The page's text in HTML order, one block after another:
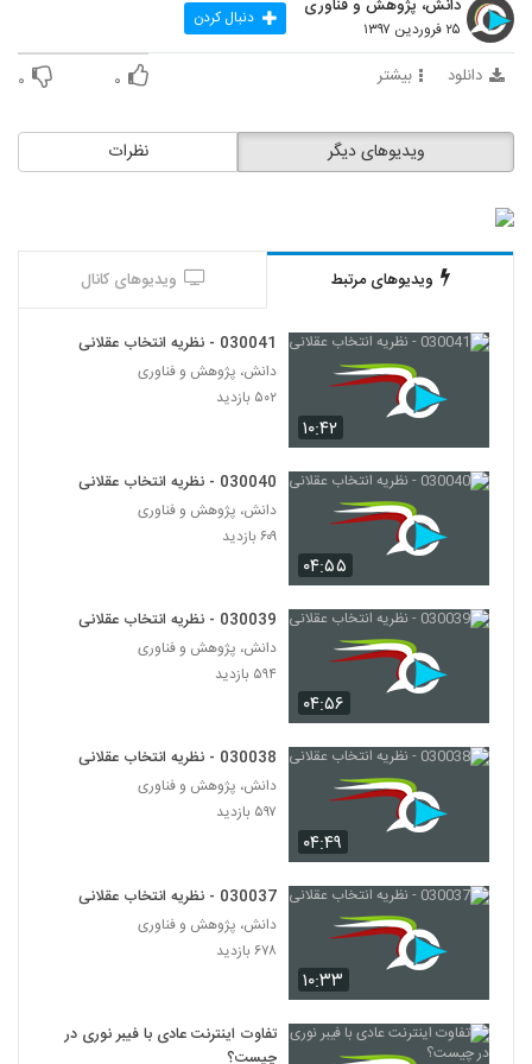
47
030049 - نظریه دانش
030050 - نظریه دانش
030051 - نظریه دانش
52
030052 - نظریه دانش
۵۴۱ بازدید
030053 - نظریه دانش
۵۲۵ بازدید
55
030055 - نظریه دانش
۴۸۵ بازدید
030056 - تناقض ادراک
۵۷۰ بازدید
030057 - تناقض ادراک
58
۵۴۵ بازدید
دانش، پژوهش و فناوری
۲۵ فروردین ۱۳۹۷ دنبال کردن
دانلود بیشتر ۰ ۰
نظرات ویدیوهای دیگر
ویدیوهای مرتبط ویدیوهای کانال
۱۰:۴۲
030041 - نظریه انتخاب عقلانی
دانش، پژوهش و فناوری
۵۰۲ بازدید
۰۴:۵۵
030040 - نظریه انتخاب عقلانی
دانش، پژوهش و فناوری
۶۰۹ بازدید
۰۴:۵۶
030039 - نظریه انتخاب عقلانی
دانش، پژوهش و فناوری
۵۹۴ بازدید
۰۴:۴۹
030038 - نظریه انتخاب عقلانی
دانش، پژوهش و فناوری
۵۹۷ بازدید
۱۰:۳۳
030037 - نظریه انتخاب عقلانی
دانش، پژوهش و فناوری
۶۷۸ بازدید
تفاوت اینترنت عادی با فیبر نوری در
چیست؟